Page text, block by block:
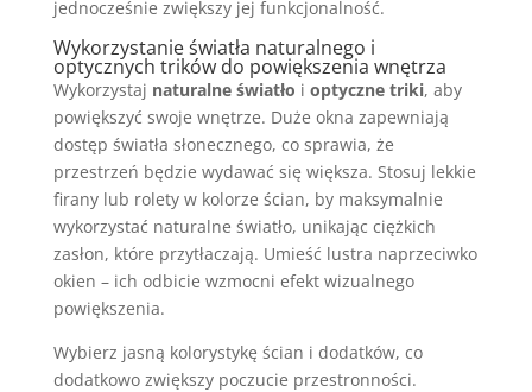
jednocześnie zwiększy jej funkcjonalność.
Wykorzystanie światła naturalnego i
optycznych trików do powiększenia wnętrza
Wykorzystaj naturalne światło i optyczne triki, aby
powiększyć swoje wnętrze. Duże okna zapewniają
dostęp światła słonecznego, co sprawia, że
przestrzeń będzie wydawać się większa. Stosuj lekkie
firany lub rolety w kolorze ścian, by maksymalnie
wykorzystać naturalne światło, unikając ciężkich
zasłon, które przytłaczają. Umieść lustra naprzeciwko
okien – ich odbicie wzmocni efekt wizualnego
powiększenia.
Wybierz jasną kolorystykę ścian i dodatków, co
dodatkowo zwiększy poczucie przestronności.